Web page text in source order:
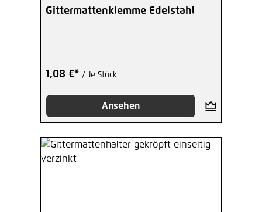
Gittermattenklemme Edelstahl
1,08 €* / Je Stück
Ansehen